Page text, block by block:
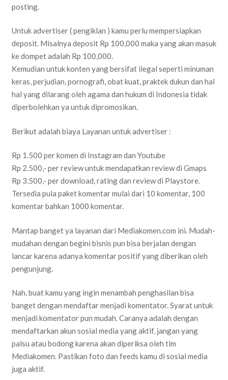
posting.
Untuk advertiser ( pengiklan ) kamu perlu mempersiapkan
deposit. Misalnya deposit Rp 100,000 maka yang akan masuk
ke dompet adalah Rp 100,000.
Kemudian untuk konten yang bersifat ilegal seperti minuman
keras, perjudian, pornografi, obat kuat, praktek dukun dan hal
hal yang dilarang oleh agama dan hukum di Indonesia tidak
diperbolehkan ya untuk dipromosikan.
Berikut adalah biaya Layanan untuk advertiser :
Rp 1.500 per komen di Instagram dan Youtube
Rp 2.500,- per review untuk mendapatkan review di Gmaps
Rp 3.500,- per download, rating dan review di Playstore.
Tersedia pula paket komentar mulai dari 10 komentar, 100
komentar bahkan 1000 komentar.
Mantap banget ya layanan dari Mediakomen.com ini. Mudah-
mudahan dengan begini bisnis pun bisa berjalan dengan
lancar karena adanya komentar positif yang diberikan oleh
pengunjung.
Nah, buat kamu yang ingin menambah penghasilan bisa
banget dengan mendaftar menjadi komentator. Syarat untuk
menjadi komentator pun mudah. Caranya adalah dengan
mendaftarkan akun sosial media yang aktif, jangan yang
palsu atau bodong karena akan diperiksa oleh tim
Mediakomen. Pastikan foto dan feeds kamu di sosial media
juga aktif.